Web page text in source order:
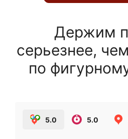
Держим
серьезнее,
по
5.0 5.0